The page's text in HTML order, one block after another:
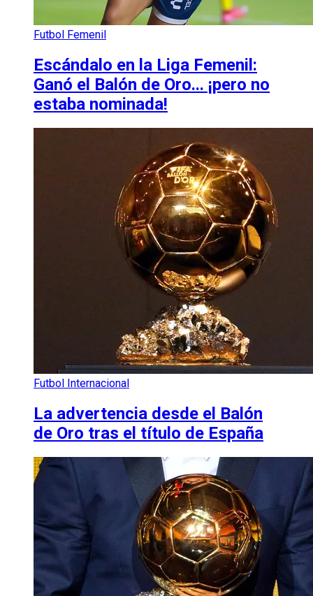
Futbol Femenil
Escándalo en la Liga Femenil:
Ganó el Balón de Oro... ¡pero no
estaba nominada!
Futbol Internacional
La advertencia desde el Balón
de Oro tras el título de España